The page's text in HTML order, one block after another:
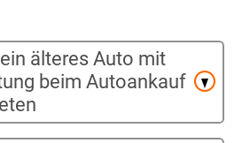
älteres Auto mit
beim Autoankauf